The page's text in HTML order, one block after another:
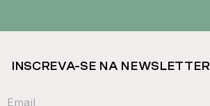
INSCREVA-SE NA NEWSLETTER